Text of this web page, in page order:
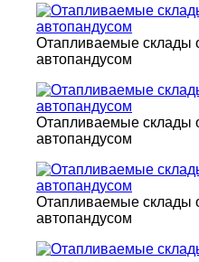
Отапливаемые склады
автопандусом
Отапливаемые склады
автопандусом
Отапливаемые склады
автопандусом